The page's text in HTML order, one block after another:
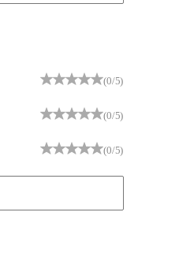
(0/5)
(0/5)
(0/5)